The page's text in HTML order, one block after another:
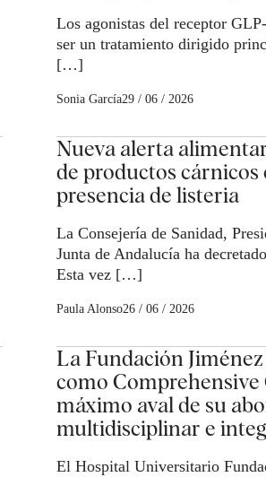
Los agonistas del receptor
ser un tratamiento dirigido
[…]
Sonia García29 / 06 / 2026
Nueva alerta
de productos cárnicos
presencia de listeria
La Consejería de Sanidad,
Junta de Andalucía ha
Esta vez […]
Paula Alonso26 / 06 / 2026
La Fundación
como Comprehensive
máximo aval de su
multidisciplinar e
El Hospital Universitario